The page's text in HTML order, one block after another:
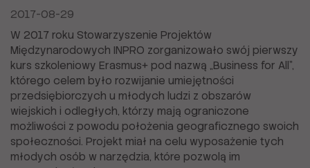
2017-08-29
W 2017 roku Stowarzyszenie Projektów
Międzynarodowych INPRO zorganizowało swój pierwszy
kurs szkoleniowy Erasmus+ pod nazwą „Business for All”,
którego celem było rozwijanie umiejętności
przedsiębiorczych u młodych ludzi z obszarów
wiejskich i odległych, którzy mają ograniczone
możliwości z powodu położenia geograficznego swoich
społeczności. Projekt miał na celu wyposażenie tych
młodych osób w narzędzia, które pozwolą im